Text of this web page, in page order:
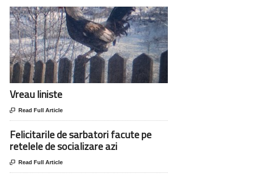
Vreau liniste
 Read Full Article
Felicitarile de sarbatori facute pe
retelele de socializare azi
 Read Full Article